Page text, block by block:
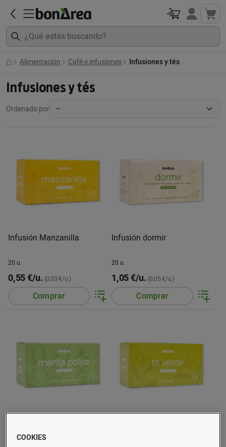
Alimentación Café e infusiones Infusiones y tés
Infusiones y tés
Ordenado por
Infusión Manzanilla
20 u.
0,55 €/u. (0,03 €/u.)
Comprar
Infusión dormir
20 u.
1,05 €/u. (0,05 €/u.)
Comprar
COOKIES